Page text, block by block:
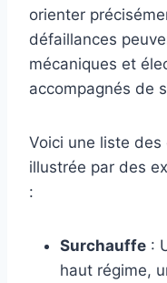
orienter
défaillances
mécaniques et
accompagnés de
Voici une liste
illustrée par des
:
Surchauffe :
haut régime,